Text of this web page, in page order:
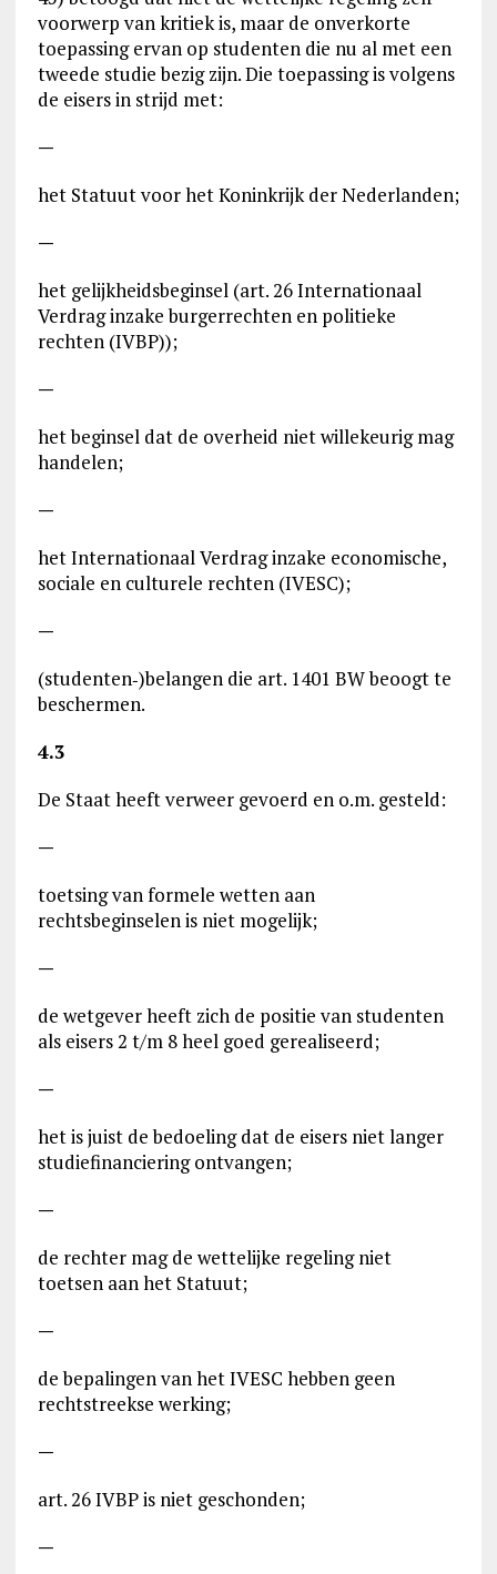
voorwerp van kritiek is, maar de onverkorte
toepassing ervan op studenten die nu al met een
tweede studie bezig zijn. Die toepassing is volgens
de eisers in strijd met:
—
het Statuut voor het Koninkrijk der Nederlanden;
—
het gelijkheidsbeginsel (art. 26 Internationaal
Verdrag inzake burgerrechten en politieke
rechten (IVBP));
—
het beginsel dat de overheid niet willekeurig mag
handelen;
—
het Internationaal Verdrag inzake economische,
sociale en culturele rechten (IVESC);
—
(studenten‑)belangen die art. 1401 BW beoogt te
beschermen.
4.3
De Staat heeft verweer gevoerd en o.m. gesteld:
—
toetsing van formele wetten aan
rechtsbeginselen is niet mogelijk;
—
de wetgever heeft zich de positie van studenten
als eisers 2 t/m 8 heel goed gerealiseerd;
—
het is juist de bedoeling dat de eisers niet langer
studiefinanciering ontvangen;
—
de rechter mag de wettelijke regeling niet
toetsen aan het Statuut;
—
de bepalingen van het IVESC hebben geen
rechtstreekse werking;
—
art. 26 IVBP is niet geschonden;
—